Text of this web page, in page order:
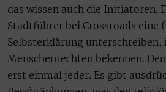
das wissen auch die Initiatoren.
Stadtführer bei Crossroads eine
Selbsterklärung unterschreiben,
Menschenrechten bekennen.
erst einmal jeder. Es gibt